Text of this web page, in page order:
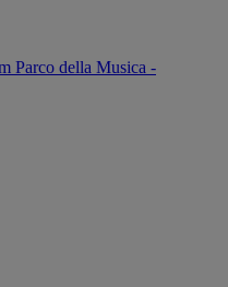
Parco della Musica -